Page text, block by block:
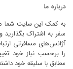
درباره ما
به کمک این سایت شما
سفر به اشتراک بگذارید
آژانس‌های مسافرتی
را برحسب نیاز خود
مطابق با سلیقه خود